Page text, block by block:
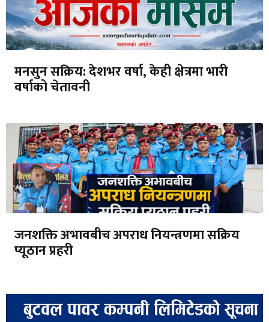
मनसुन सक्रिय: देशभर वर्षा, केही क्षेत्रमा भारी
वर्षाको चेतावनी
जनशक्ति अभावबीच अपराध नियन्त्रणमा सक्रिय
प्यूठान प्रहरी